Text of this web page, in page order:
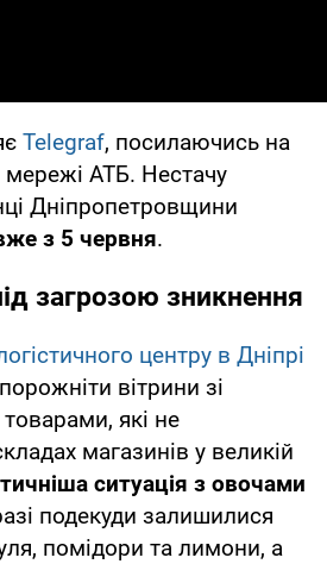
Telegraf, посилаючись на
АТБ. Нестачу
Дніпропетровщини
з 5 червня.
загрозою зникнення
центру в Дніпрі
вітрини зі
які не
магазинів у великій
ситуація з овочами
подекуди залишилися
помідори та лимони, а